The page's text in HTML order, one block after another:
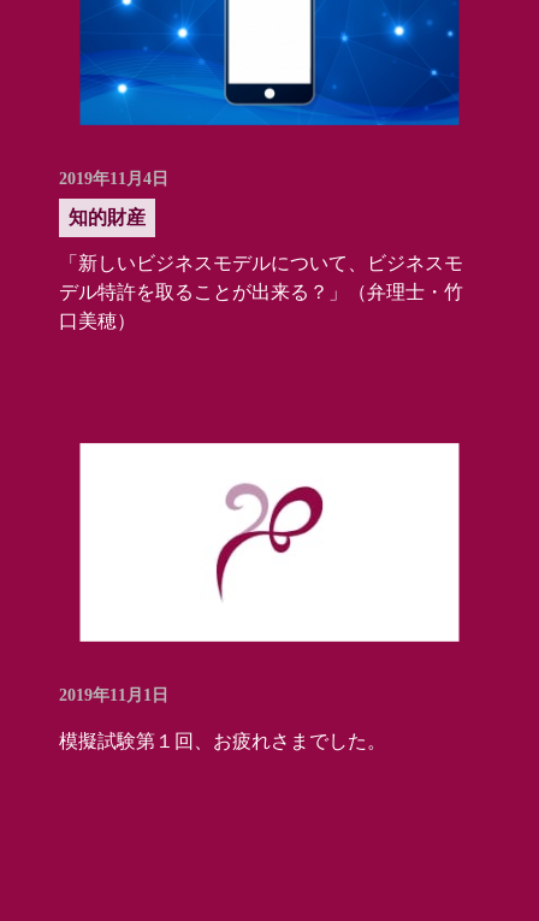
2019年11月4日
知的財産
「新しいビジネスモデルについて、ビジネスモ
デル特許を取ることが出来る？」（弁理士・竹
口美穂）
2019年11月1日
模擬試験第１回、お疲れさまでした。